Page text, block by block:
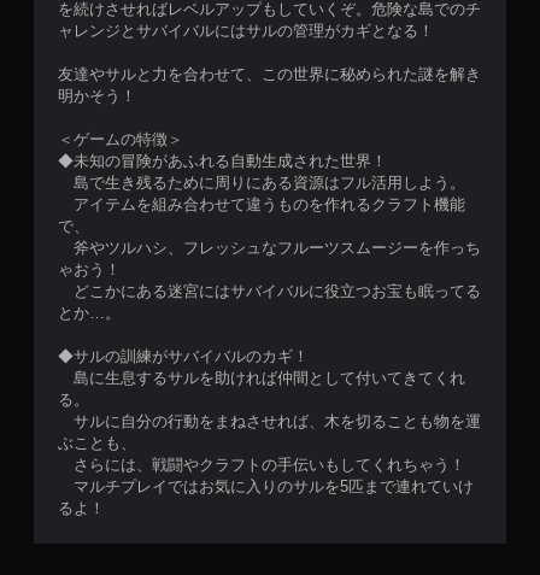
を続けさせればレベルアップもしていくぞ。危険な島でのチ
ャレンジとサバイバルにはサルの管理がカギとなる！
友達やサルと力を合わせて、この世界に秘められた謎を解き
明かそう！
＜ゲームの特徴＞
◆未知の冒険があふれる自動生成された世界！
島で生き残るために周りにある資源はフル活用しよう。
アイテムを組み合わせて違うものを作れるクラフト機能
で、
斧やツルハシ、フレッシュなフルーツスムージーを作っち
ゃおう！
どこかにある迷宮にはサバイバルに役立つお宝も眠ってる
とか…。
◆サルの訓練がサバイバルのカギ！
島に生息するサルを助ければ仲間として付いてきてくれ
る。
サルに自分の行動をまねさせれば、木を切ることも物を運
ぶことも、
さらには、戦闘やクラフトの手伝いもしてくれちゃう！
マルチプレイではお気に入りのサルを5匹まで連れていけ
るよ！